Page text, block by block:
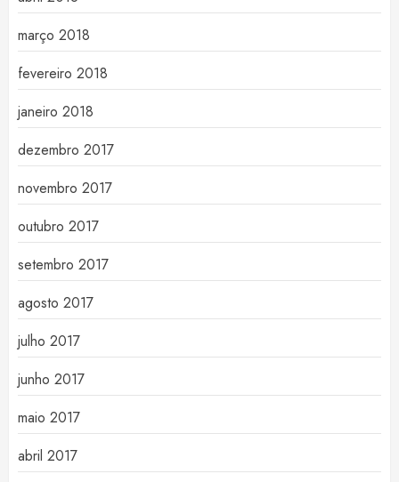
março 2018
fevereiro 2018
janeiro 2018
dezembro 2017
novembro 2017
outubro 2017
setembro 2017
agosto 2017
julho 2017
junho 2017
maio 2017
abril 2017